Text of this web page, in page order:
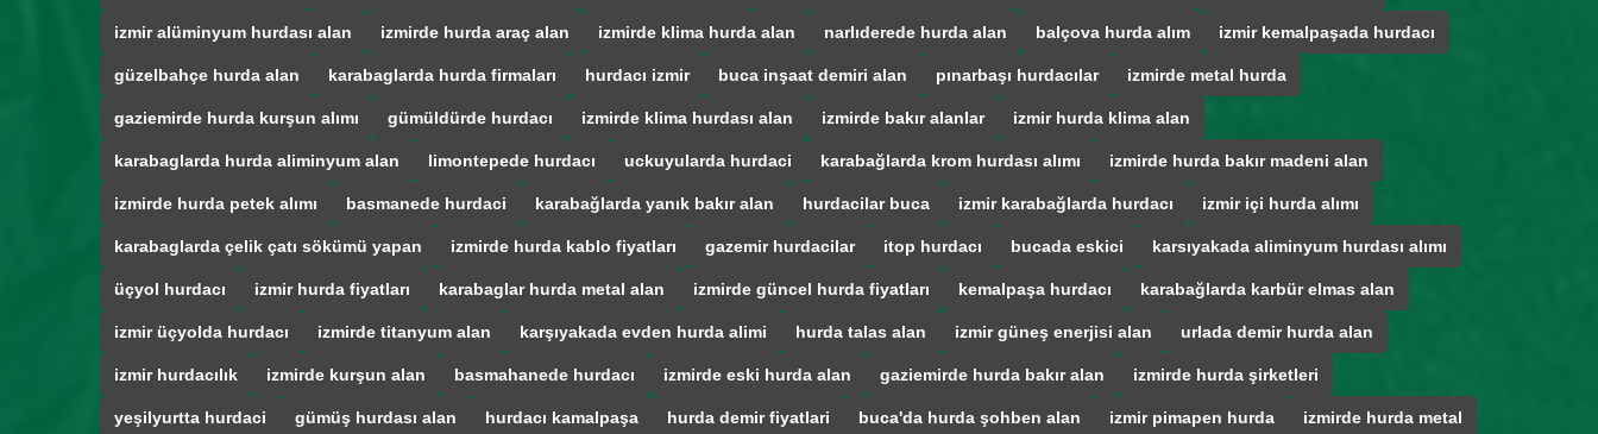
izmir alüminyum hurdası alan izmirde hurda araç alan izmirde klima hurda alan narlıderede hurda alan balçova hurda alım izmir kemalpaşada hurdacı
güzelbahçe hurda alan karabaglarda hurda firmaları hurdacı izmir buca inşaat demiri alan pınarbaşı hurdacılar izmirde metal hurda
gaziemirde hurda kurşun alımı gümüldürde hurdacı izmirde klima hurdası alan izmirde bakır alanlar izmir hurda klima alan
karabaglarda hurda aliminyum alan limontepede hurdacı uckuyularda hurdaci karabağlarda krom hurdası alımı izmirde hurda bakır madeni alan
izmirde hurda petek alımı basmanede hurdaci karabağlarda yanık bakır alan hurdacilar buca izmir karabağlarda hurdacı izmir içi hurda alımı
karabaglarda çelik çatı sökümü yapan izmirde hurda kablo fiyatları gazemir hurdacilar itop hurdacı bucada eskici karsıyakada aliminyum hurdası alımı
üçyol hurdacı izmir hurda fiyatları karabaglar hurda metal alan izmirde güncel hurda fiyatları kemalpaşa hurdacı karabağlarda karbür elmas alan
izmir üçyolda hurdacı izmirde titanyum alan karşıyakada evden hurda alimi hurda talas alan izmir güneş enerjisi alan urlada demir hurda alan
izmir hurdacılık izmirde kurşun alan basmahanede hurdacı izmirde eski hurda alan gaziemirde hurda bakır alan izmirde hurda şirketleri
yeşilyurtta hurdaci gümüş hurdası alan hurdacı kamalpaşa hurda demir fiyatlari buca'da hurda şohben alan izmir pimapen hurda izmirde hurda metal